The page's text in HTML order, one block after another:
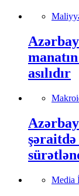
asılıdır
şəraitdə
Media